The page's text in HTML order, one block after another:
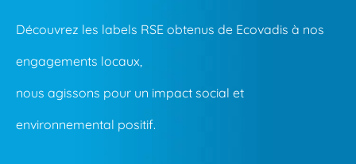
Découvrez les labels RSE obtenus de Ecovadis à nos
engagements locaux,
nous agissons pour un impact social et
environnemental positif.